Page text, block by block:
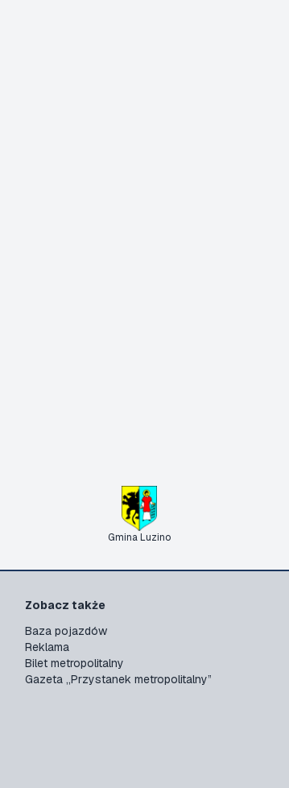
Gmina Luzino
Zobacz także
Baza pojazdów
Reklama
Bilet metropolitalny
Gazeta „Przystanek metropolitalny”